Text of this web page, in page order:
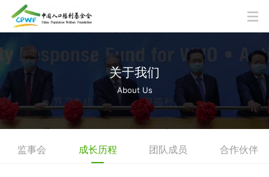
关于我们
About Us
监事会 成长历程 团队成员 合作伙伴